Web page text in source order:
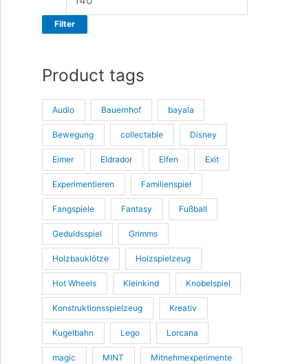
Filter
Product tags
Audio Bauernhof bayala
Bewegung collectable Disney
Eimer Eldrador Elfen Exit
Experimentieren Familienspiel
Fangspiele Fantasy Fußball
Geduldsspiel Grimms
Holzbauklötze Holzspielzeug
Hot Wheels Kleinkind Knobelspiel
Konstruktionsspielzeug Kreativ
Kugelbahn Lego Lorcana
magic MINT Mitnehmexperimente